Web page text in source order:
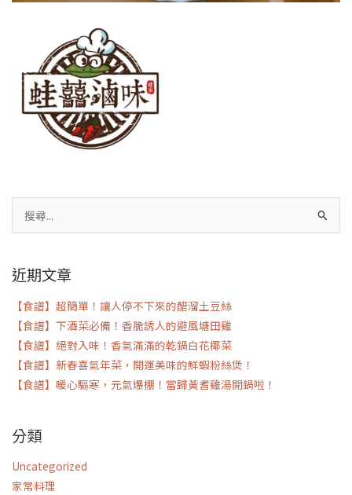
尋
鍵
近期文章
【食譜】超簡單！讓人停不下來的醋溜土豆絲
【食譜】下酒菜必備！香脆誘人的避風塘田雞
【食譜】絕對入味！香氣滿滿的乾鍋白花椰菜
【食譜】新春喜氣年菜，開運美味的鮮蝦粉絲煲！
【食譜】暖心驅寒，元氣爆棚！當歸黃耆雞湯開鍋啦！
分類
Uncategorized
家常料理